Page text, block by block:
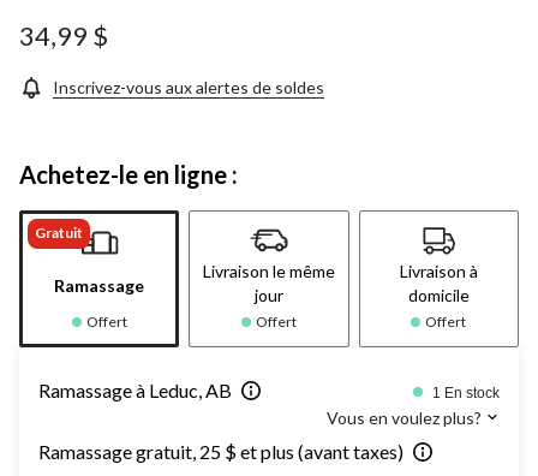
34,99 $
Inscrivez-vous aux alertes de soldes
Achetez-le en ligne :
Gratuit
Ramassage
Offert
Livraison le même
jour
Offert
Livraison à
domicile
Offert
Ramassage à Leduc, AB 1 En stock
Vous en voulez plus?
Ramassage gratuit, 25 $ et plus (avant taxes)